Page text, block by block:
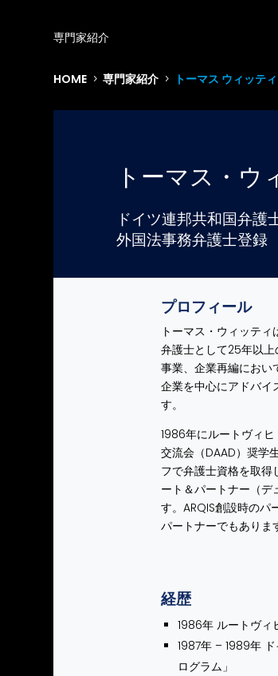
専門家紹介
HOME 5 専門家紹介 5 トーマス ウィッティ
トーマス・ウ
ドイツ連邦共和国弁護
外国法事務弁護士登録
プロフィール
トーマス・ウィッテ
弁護士として25年以
事業、企業再編におい
企業を中心にアドバイ
す。
1986年にルートヴィ
交流会（DAAD）奨学
フで弁護士資格を取得
ート＆パートナー（デ
す。ARQIS創設時の
パートナーでもありま
経歴
1986年 ルートヴィ
1987年 – 1989年
ログラム」​